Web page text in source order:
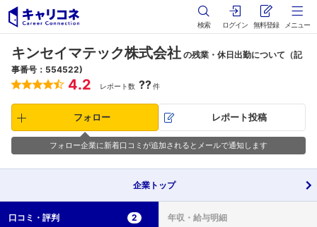
検索 ログイン 無料登録 メニュー
キンセイマテック株式会社 の残業・休日出勤について（記
事番号：554522)
4.2 レポート数 ??件
フォロー レポート投稿
フォロー企業に新着口コミが追加されるとメールで通知します
企業 トップ
口コミ・ 評判 2 年収・ 給与明細